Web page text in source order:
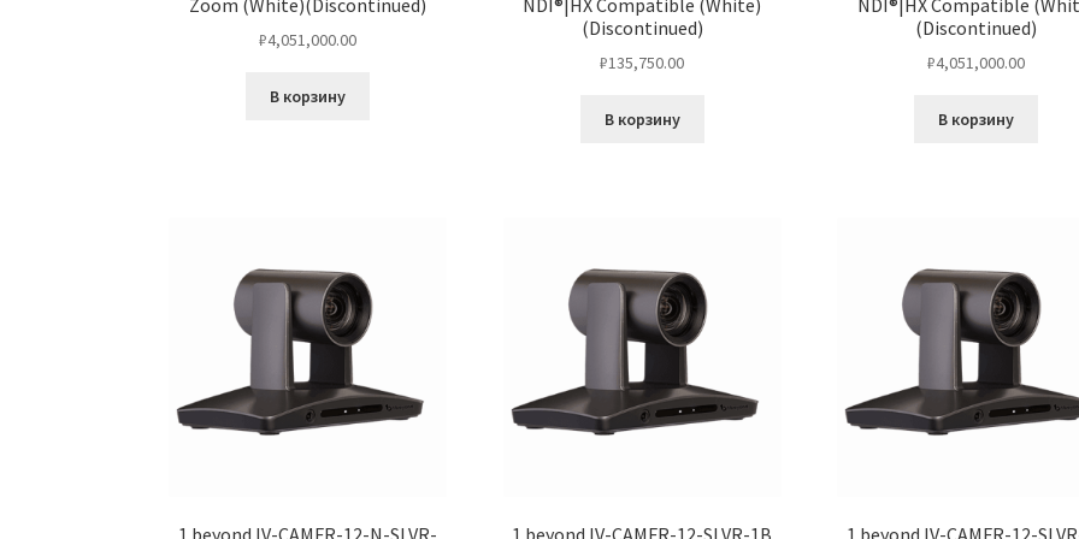
₽4,051,000.00
В корзину
(Discontinued)
₽135,750.00
В корзину
(Discontinued)
₽4,051,000.00
В корзину